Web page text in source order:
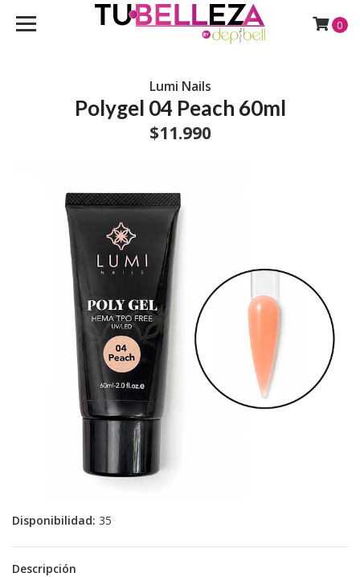
0
Lumi Nails
Polygel 04 Peach 60ml
$11.990
Disponibilidad: 35
Descripción